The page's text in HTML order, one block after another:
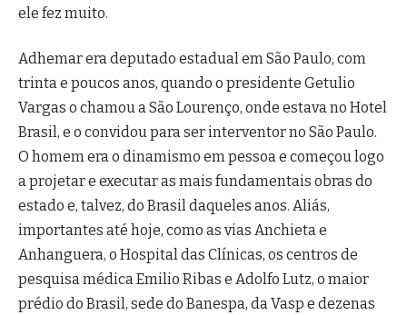
ele fez muito.
Adhemar era deputado estadual em São Paulo, com
trinta e poucos anos, quando o presidente Getulio
Vargas o chamou a São Lourenço, onde estava no Hotel
Brasil, e o convidou para ser interventor no São Paulo.
O homem era o dinamismo em pessoa e começou logo
a projetar e executar as mais fundamentais obras do
estado e, talvez, do Brasil daqueles anos. Aliás,
importantes até hoje, como as vias Anchieta e
Anhanguera, o Hospital das Clínicas, os centros de
pesquisa médica Emilio Ribas e Adolfo Lutz, o maior
prédio do Brasil, sede do Banespa, da Vasp e dezenas